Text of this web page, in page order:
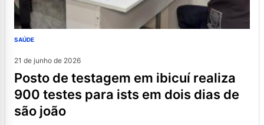
SAÚDE
21 de junho de 2026
posto de testagem em ibicuí realiza
900 testes para ists em dois dias de
são joão